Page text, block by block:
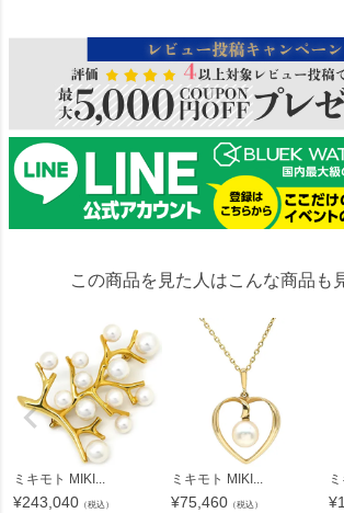
この商品を見た人はこんな商品も
ミキモト MIKI...
¥243,040 （税込）
ミキモト MIKI...
¥75,460 （税込） ¥